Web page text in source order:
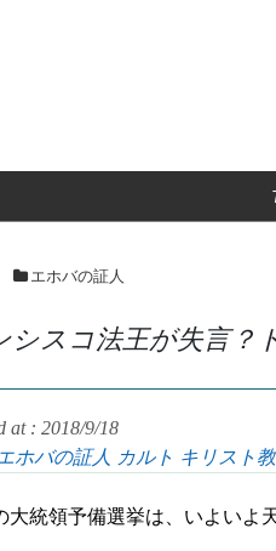
エホバの証人
シスコ法王が失言？
at : 2018/9/18
ホバの証人 カルト キリスト教
大統領予備選挙は、いよいよ